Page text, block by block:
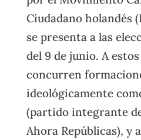
Ciudadano holandés
se presenta a las
del 9 de junio. A
concurren
ideológicamente
(partido integrante
Ahora Repúblicas), y